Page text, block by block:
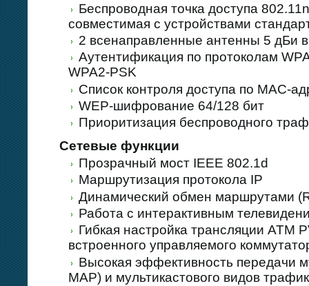
Беспроводная точка доступа
совместимая с устройствами
2 всенаправленные антенны 5 дБи в
Аутентификация по протоколам
WPA2-PSK
Список контроля доступа по MAC-
WEP-шифрование 64/128 бит
Приоритизация беспроводного
Сетевые функции
Прозрачный мост IEEE 802.1d
Маршрутизация протокола IP
Динамический обмен маршрутами
Работа с интерактивным
Гибкая настройка трансляции ATM
встроенного управляемого
Высокая эффективность передачи
MAP) и мультикастового видов